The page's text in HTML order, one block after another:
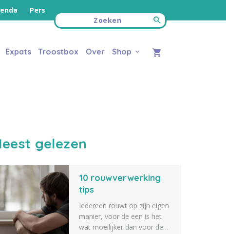
Pers
Expats Troostbox Over Shop
gelezen
10 rouwverwerking
tips
Iedereen rouwt op zijn eigen
manier, voor de een is het
wat moeilijker dan voor de